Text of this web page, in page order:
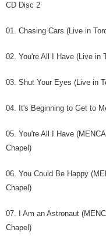
CD Disc 2
01. Chasing Cars (Live in
02. You're All I Have (Live in
03. Shut Your Eyes (Live in
04. It's Beginning to Get to
05. You're All I Have
Chapel)
06. You Could Be Happy
Chapel)
07. I Am an Astronaut
Chapel)